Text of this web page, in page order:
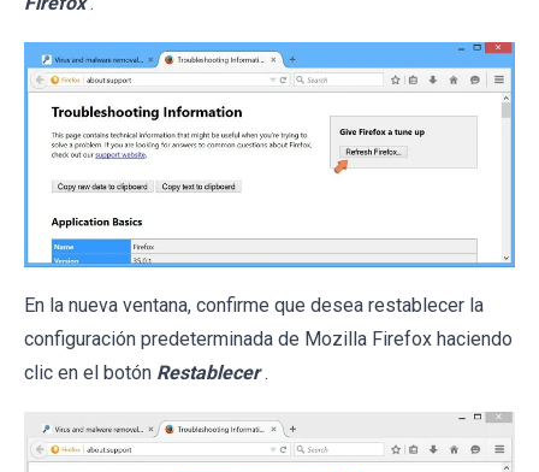
En la nueva ventana, confirme que desea restablecer la
configuración predeterminada de Mozilla Firefox haciendo
clic en el botón Restablecer .